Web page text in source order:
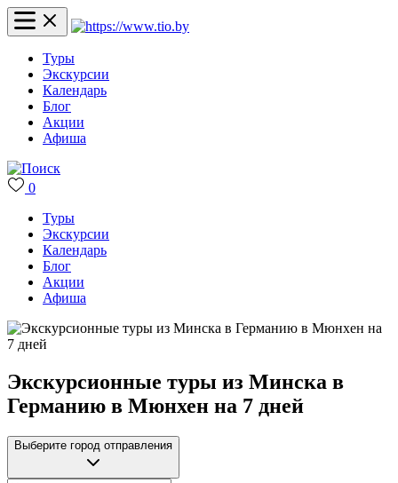
Туры
Экскурсии
Календарь
Блог
Акции
Афиша
0
Туры
Экскурсии
Календарь
Блог
Акции
Афиша
Экскурсионные туры из Минска в
Германию в Мюнхен на 7 дней
Выберите город отправления